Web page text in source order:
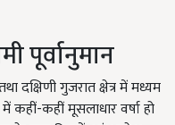
पूर्वानुमान
दक्षिणी गुजरात क्षेत्र में मध्यम
कहीं-कहीं मूसलाधार वर्षा हो